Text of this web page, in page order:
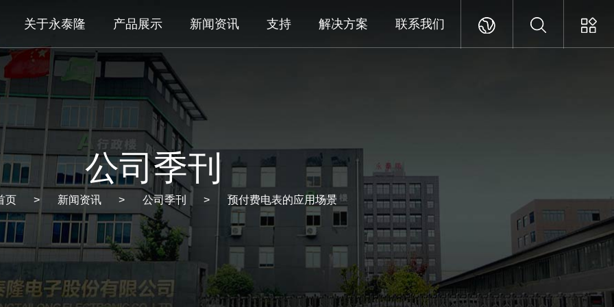
关于永泰隆 产品展示 新闻资讯 支持 解决方案 联系我们
公司季刊
页 新闻资讯 公司季刊 预付费电表的应用场景